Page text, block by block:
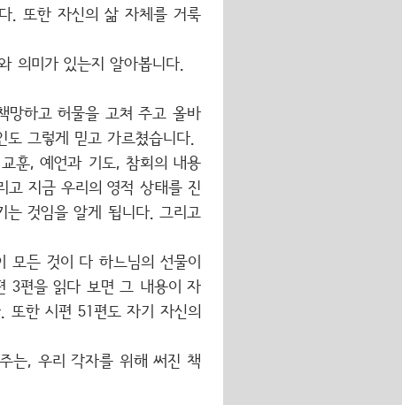
. 또한 자신의 삶 자체를 거룩
의미가 있는지 알아봅니다.
망하고 허물을 고쳐 주고 올바
그렇게 믿고 가르쳤습니다.
훈, 예언과 기도, 참회의 내용
고 지금 우리의 영적 상태를 진
는 것임을 알게 됩니다. 그리고
든 것이 다 하느님의 선물이
3편을 읽다 보면 그 내용이 자
또한 시편 51편도 자기 자신의
는, 우리 각자를 위해 써진 책